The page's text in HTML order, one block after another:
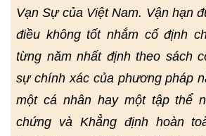
Vạn Sự của Việt Nam. Vận hạn
điều không tốt nhắm cố định
từng năm nhất định theo sách
sự chính xác của phương pháp
một cá nhân hay một tập thể
chứng và Khẳng định hoàn